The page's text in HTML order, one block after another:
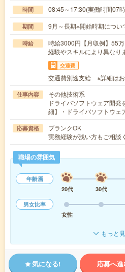
時間 08:45～17:30(実働時間07
期間 9月～長期※開始時期につい
時給
時給3000円【月収例】55
経験やスキルにより異なり
交通費
交通費別途支給 ※詳細はお
仕事内容
その他技術系
ドライバソフトウェア開
細】・ドライバソフトウ
応募資格
ブランクOK
実務経験が浅い方もご相談
職場の雰囲気
年齢層
20代
30代
男女比率
女性
もっと
気になる! 応募へ